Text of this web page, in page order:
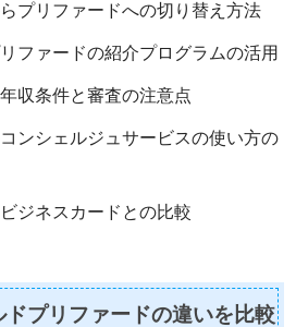
プリファードへの切り替え方法
ファードの紹介プログラムの活用
収条件と審査の注意点
ンシェルジュサービスの使い方の
ジネスカードとの比較
ドプリファードの違いを比較